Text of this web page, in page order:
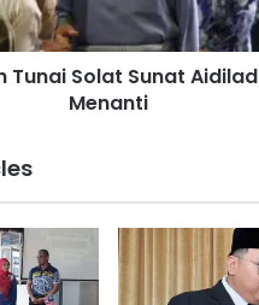
Tunai Solat Sunat
Menanti